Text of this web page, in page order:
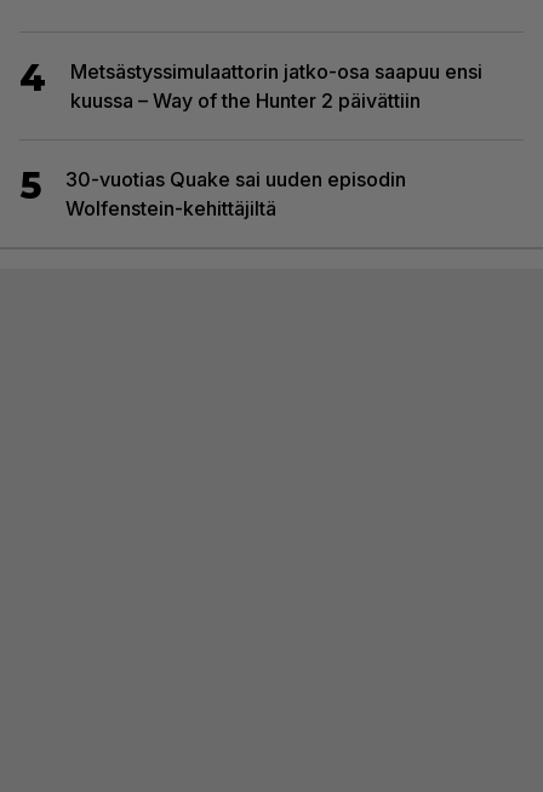
4
Metsästyssimulaattorin jatko-osa saapuu ensi
kuussa – Way of the Hunter 2 päivättiin
5
30-vuotias Quake sai uuden episodin
Wolfenstein-kehittäjiltä